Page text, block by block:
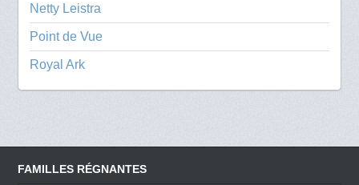
Netty Leistra
Point de Vue
Royal Ark
FAMILLES RÉGNANTES